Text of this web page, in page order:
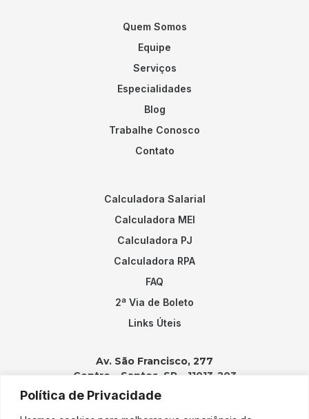
Política de Privacidade
Quem Somos
Equipe
Serviços
Especialidades
Blog
Trabalhe Conosco
Contato
Calculadora Salarial
Calculadora MEI
Calculadora PJ
Calculadora RPA
FAQ
2ª Via de Boleto
Links Úteis
Av. São Francisco, 277
Centro – Santos, SP – 11013-203
Contatos: